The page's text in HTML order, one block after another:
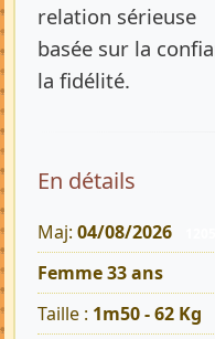
relation sérieuse
basée sur la
la fidélité.
En détails
Maj: 04/08/2026
Femme 33 ans
Taille : 1m50 - 62 Kg